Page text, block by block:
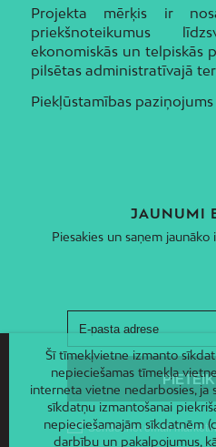
Projekta mērķis ir
priekšnoteikumus
ekonomiskās un telpiskās
pilsētas administratīvajā
Piekļūstamības paziņojums
JAUNUMI
Piesakies un saņem
Šī tīmekļvietne izmanto
nepieciešamas tīmekļa
interneta vietne nedarbosies, ja
sīkdatņu izmantošanai
nepieciešamajām sīkdatnēm
darbību un pakalpojumus,